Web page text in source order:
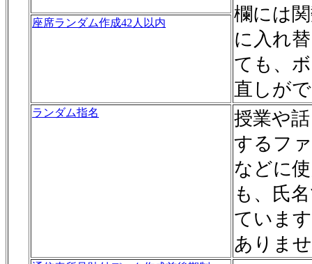
欄には
に入れ
ても、
直しが
座席ランダム作成42人以内
ランダム指名
授業や
するフ
などに
も、氏
ていま
ありま